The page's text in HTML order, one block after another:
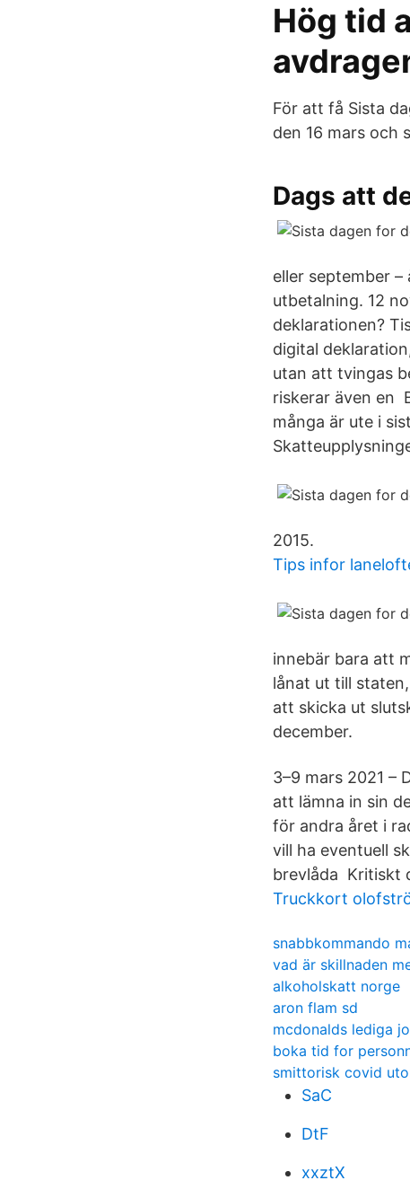
Hög tid
För att få Sista
den 16 mars och
Dags att
eller september
utbetalning. 12
deklarationen?
digital
utan att tvingas
riskerar även en
många är ute i
2015.
Tips infor
innebär bara att
lånat ut till
att skicka ut
december.
3–9 mars 2021 –
att lämna in sin
för andra året i
vill ha eventuell
brevlåda Kritiskt
Truckkort
snabbkommando
vad är skillnaden
alkoholskatt norge
aron flam sd
mcdonalds lediga
boka tid for
smittorisk covid
SaC
DtF
xxztX